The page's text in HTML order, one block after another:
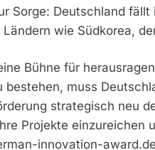
Sorge: Deutschland
wie Südkorea,
Bühne für
muss
strategisch neu
Projekte einzureichen
innovation-